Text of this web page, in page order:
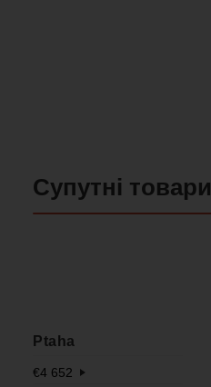
Супутні товари
Ptaha
€4 652